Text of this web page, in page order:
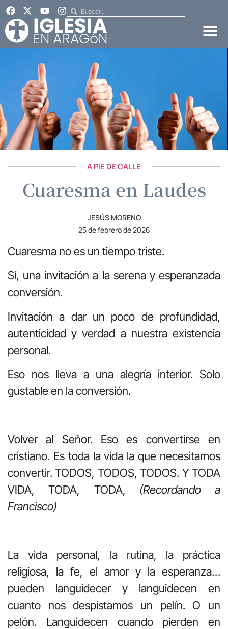
A PIE DE CALLE
Cuaresma en Laudes
JESÚS MORENO
25 de febrero de 2026
Cuaresma no es un tiempo triste.
Sí, una invitación a la serena y esperanzada
conversión.
Invitación a dar un poco de profundidad,
autenticidad y verdad a nuestra existencia
personal.
Eso nos lleva a una alegría interior. Solo
gustable en la conversión.
Volver al Señor. Eso es convertirse en
cristiano. Es toda la vida la que necesitamos
convertir. TODOS, TODOS, TODOS. Y TODA
VIDA, TODA, TODA, (Recordando a
Francisco)
La vida personal, la rutina, la práctica
religiosa, la fe, el amor y la esperanza…
pueden languidecer y languidecen en
cuanto nos despistamos un pelín. O un
pelón. Languidecen cuando pierden en